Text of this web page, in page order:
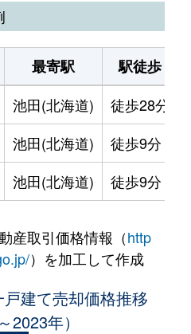
最寄駅 駅徒歩
池田(北海道) 徒歩28分
池田(北海道) 徒歩9分
池田(北海道) 徒歩9分
産取引価格情報（http
）を加工して作成
建て売却価格推移
2023年）